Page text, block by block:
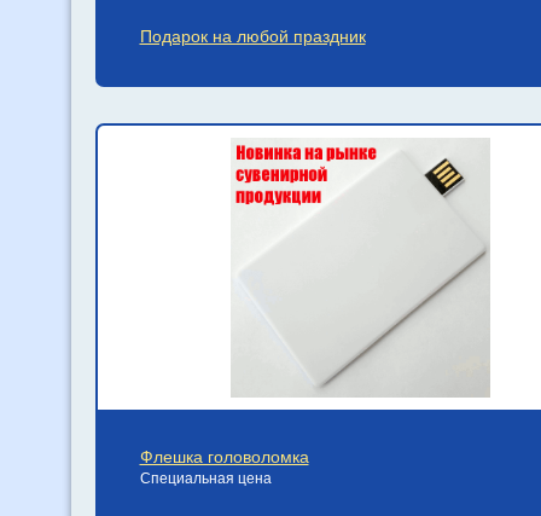
Подарок на любой праздник
Флешка головоломка
Специальная цена